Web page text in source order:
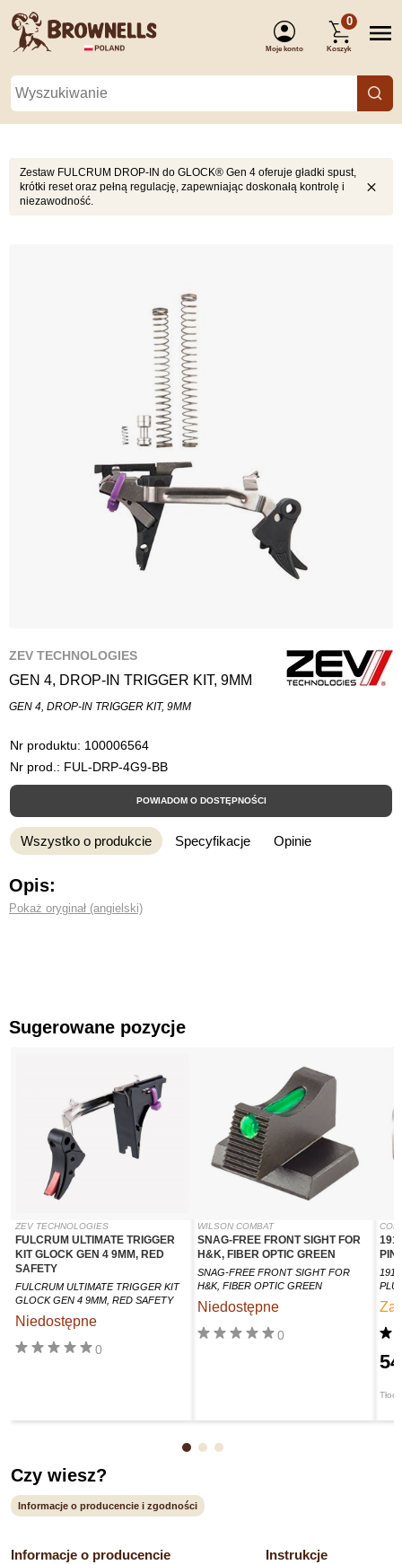
Moje konto
0
Koszyk
Zestaw FULCRUM DROP-IN do GLOCK® Gen 4 oferuje gładki spust,
krótki reset oraz pełną regulację, zapewniając doskonałą kontrolę i
niezawodność.
ZEV TECHNOLOGIES
GEN 4, DROP-IN TRIGGER KIT, 9MM
GEN 4, DROP-IN TRIGGER KIT, 9MM
Nr produktu: 100006564
Nr prod.: FUL-DRP-4G9-BB
POWIADOM O DOSTĘPNOŚCI
Wszystko o produkcie Specyfikacje Opinie
Opis:
Pokaż oryginał (angielski)
Sugerowane pozycje
ZEV TECHNOLOGIES
FULCRUM ULTIMATE TRIGGER
KIT GLOCK GEN 4 9MM, RED
SAFETY
FULCRUM ULTIMATE TRIGGER KIT
GLOCK GEN 4 9MM, RED SAFETY
0
Niedostępne
WILSON COMBAT
SNAG-FREE FRONT SIGHT FOR
H&K, FIBER OPTIC GREEN
SNAG-FREE FRONT SIGHT FOR
H&K, FIBER OPTIC GREEN
0
Niedostępne
COLT
PIN
Czy wiesz?
Informacje o producencie i zgodności
Informacje o producencie
Instrukcje